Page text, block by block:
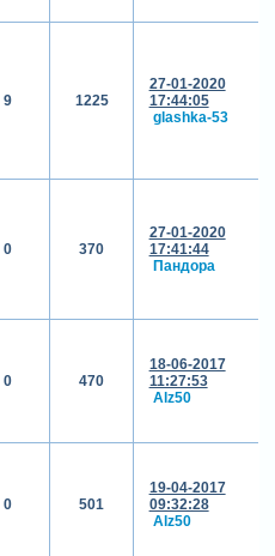
9 1225
27-01-2020
17:44:05
glashka-53
0 370
27-01-2020
17:41:44
Пандора
0 470
18-06-2017
11:27:53
Alz50
0 501
19-04-2017
09:32:28
Alz50